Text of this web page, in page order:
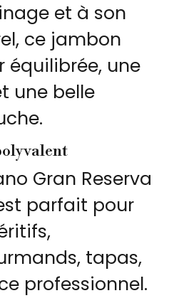
et à son
ce jambon
équilibrée, une
une belle
Gran Reserva
parfait pour
tapas,
professionnel.